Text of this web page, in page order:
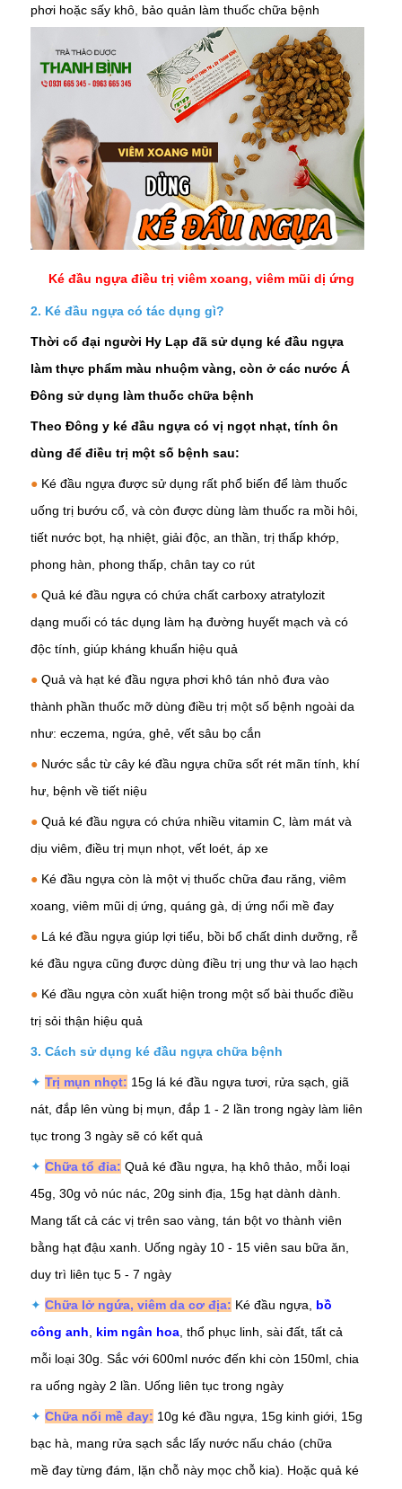
phơi hoặc sấy khô, bảo quản làm thuốc chữa bệnh
Ké đầu ngựa điều trị viêm xoang, viêm mũi dị ứng
2. Ké đầu ngựa có tác dụng gì?
Thời cổ đại người Hy Lạp đã sử dụng ké đầu ngựa
làm thực phẩm màu nhuộm vàng, còn ở các nước Á
Đông sử dụng làm thuốc chữa bệnh
Theo Đông y ké đầu ngựa có vị ngọt nhạt, tính ôn
dùng để điều trị một số bệnh sau:
● Ké đầu ngựa được sử dụng rất phổ biến để làm thuốc
uống trị bướu cổ, và còn được dùng làm thuốc ra mồi hôi,
tiết nước bọt, hạ nhiệt, giải độc , an thần, trị thấp khớp,
phong hàn, phong thấp, chân tay co rút
● Quả ké đầu ngựa có chứa chất carboxy atratylozit
dạng muối có tác dụng làm hạ đường huyết mạch và có
độc tính, giúp kháng khuẩn hiệu quả
● Quả và hạt ké đầu ngựa phơi khô tán nhỏ đưa vào
thành phần thuốc mỡ dùng điều trị một số bệnh ngoài da
như: eczema, ngứa, ghẻ, vết sâu bọ cắn
● Nước sắc từ cây ké đầu ngựa chữa sốt rét mãn tính, khí
hư, bệnh về tiết niệu
● Quả ké đầu ngựa có chứa nhiều vitamin C, làm mát và
dịu viêm, điều trị mụn nhọt, vết loét, áp xe
● Ké đầu ngựa còn là một vị thuốc chữa đau răng, viêm
xoang, viêm mũi dị ứng, quáng gà, dị ứng nổi mề đay
● Lá ké đầu ngựa giúp lợi tiểu, bồi bổ chất dinh dưỡng, rễ
ké đầu ngựa cũng được dùng điều trị ung thư và lao hạch
● Ké đầu ngựa còn xuất hiện trong một số bài thuốc điều
trị sỏi thận hiệu quả
3. Cách sử dụng ké đầu ngựa chữa bệnh
✦ Trị mụn nhọt: 15g lá ké đầu ngựa tươi, rửa sạch, giã
nát, đắp lên vùng bị mụn, đắp 1 - 2 lần trong ngày làm liên
tục trong 3 ngày sẽ có kết quả
✦ Chữa tổ đỉa: Quả ké đầu ngựa, hạ khô thảo, mỗi loại
45g, 30g vỏ núc nác , 20g sinh địa, 15g hạt dành dành
Mang tất cả các vị trên sao vàng, tán bột vo thành viên
bằng hạt đậu xanh. Uống ngày 10 - 15 viên sau bữa ăn,
duy trì liên tục 5 - 7 ngày
✦ Chữa lở ngứa, viêm da cơ địa: Ké đầu ngựa, bồ
công anh
kim ngân hoa , thổ phục linh, sài đất, tất cả
mỗi loại 30g. Sắc với 600ml nước đến khi còn 150ml, chia
ra uống ngày 2 lần. Uống liên tục trong ngày
✦ Chữa nổi mề đay: 10g ké đầu ngựa, 15g kinh giới, 15g
bạc hà, mang rửa sạch sắc lấy nước nấu cháo (chữa
mề đay từng đám, lặn chỗ này mọc chỗ kia). Hoặc quả ké